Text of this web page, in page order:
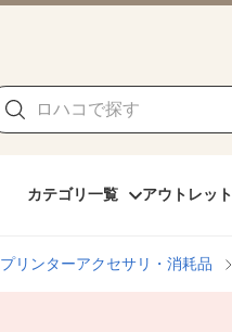
カテゴリ一覧 アウトレット
プリンターアクセサリ・消耗品